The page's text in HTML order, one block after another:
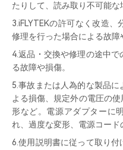
たりして、読み取り不可能な
3.iFLYTEKの許可なく改造、
修理を行った場合による故障
4.返品・交換や修理の途中
る故障や損傷。
5.事故または人為的な製品
よる損傷、規定外の電圧の
形など。電源アダプターに
れ、過度な変形、電源コー
6.使用説明書に従って取り